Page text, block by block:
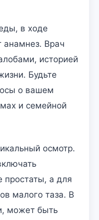
в ходе
анамнез. Врач
историей
Будьте
о вашем
и семейной
осмотр.
простаты, а для
малого таза. В
может быть